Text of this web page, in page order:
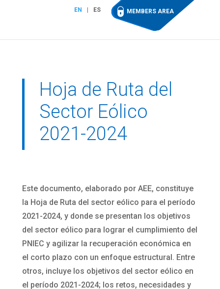
EN ES MEMBERS AREA
Hoja de Ruta del
Sector Eólico
2021-2024
Este documento, elaborado por AEE, constituye
la Hoja de Ruta del sector eólico para el período
2021-2024, y donde se presentan los objetivos
del sector eólico para lograr el cumplimiento del
PNIEC y agilizar la recuperación económica en
el corto plazo con un enfoque estructural. Entre
otros, incluye los objetivos del sector eólico en
el período 2021-2024; los retos, necesidades y